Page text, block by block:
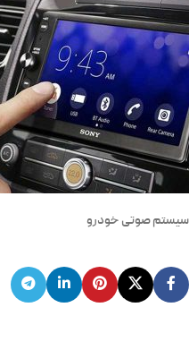
سیستم صوتی خودرو